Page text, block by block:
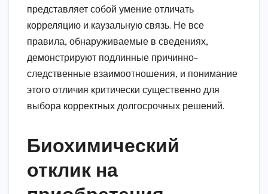
представляет собой умение отличать
корреляцию и каузальную связь. Не все
правила, обнаруживаемые в сведениях,
демонстрируют подлинные причинно-
следственные взаимоотношения, и понимание
этого отличия критически существенно для
выбора корректных долгосрочных решений.
Биохимический
отклик на